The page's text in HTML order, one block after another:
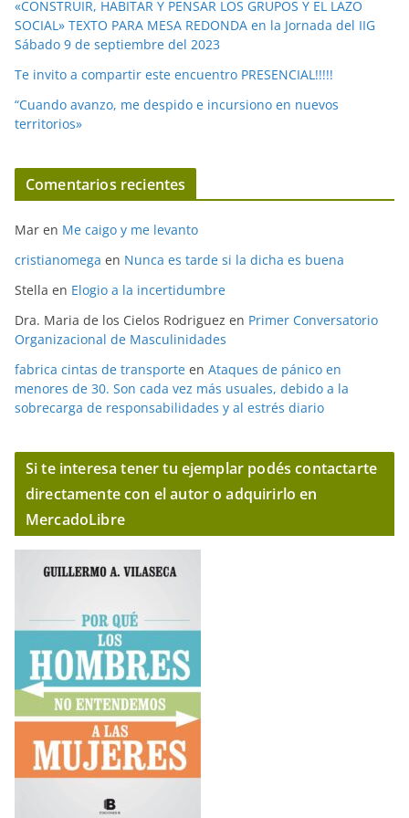
«CONSTRUIR, HABITAR Y PENSAR LOS GRUPOS Y EL LAZO
SOCIAL» TEXTO PARA MESA REDONDA en la Jornada del IIG
Sábado 9 de septiembre del 2023
Te invito a compartir este encuentro PRESENCIAL!!!!!
“Cuando avanzo, me despido e incursiono en nuevos
territorios»
Comentarios recientes
Mar en Me caigo y me levanto
cristianomega en Nunca es tarde si la dicha es buena
Stella en Elogio a la incertidumbre
Dra. Maria de los Cielos Rodriguez en Primer Conversatorio
Organizacional de Masculinidades
fabrica cintas de transporte en Ataques de pánico en
menores de 30. Son cada vez más usuales, debido a la
sobrecarga de responsabilidades y al estrés diario
Si te interesa tener tu ejemplar podés contactarte
directamente con el autor o adquirirlo en
MercadoLibre